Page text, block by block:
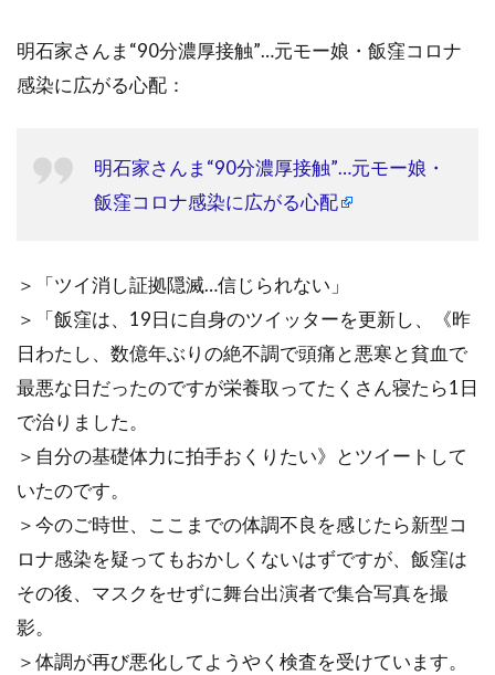
明石家さんま“90分濃厚接触”…元モー娘・飯窪コロナ
感染に広がる心配：
明石家さんま“90分濃厚接触”…元モー娘・
飯窪コロナ感染に広がる心配
＞「ツイ消し証拠隠滅…信じられない」
＞「飯窪は、19日に自身のツイッターを更新し、《昨
日わたし、数億年ぶりの絶不調で頭痛と悪寒と貧血で
最悪な日だったのですが栄養取ってたくさん寝たら1日
で治りました。
＞自分の基礎体力に拍手おくりたい》とツイートして
いたのです。
＞今のご時世、ここまでの体調不良を感じたら新型コ
ロナ感染を疑ってもおかしくないはずですが、飯窪は
その後、マスクをせずに舞台出演者で集合写真を撮
影。
＞体調が再び悪化してようやく検査を受けています。